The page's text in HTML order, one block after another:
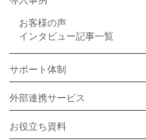
お客様の声
インタビュー記事一覧
サポート体制
外部連携サービス
お役立ち資料